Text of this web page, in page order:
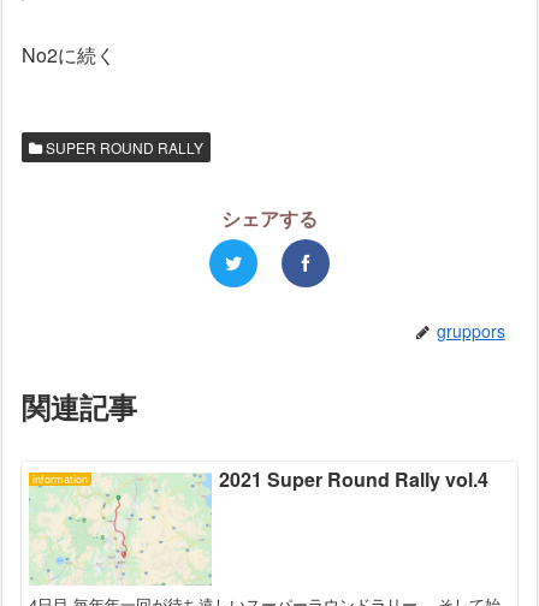
No2に続く
SUPER ROUND RALLY
シェアする
gruppors
関連記事
information 2021 Super Round Rally vol.4